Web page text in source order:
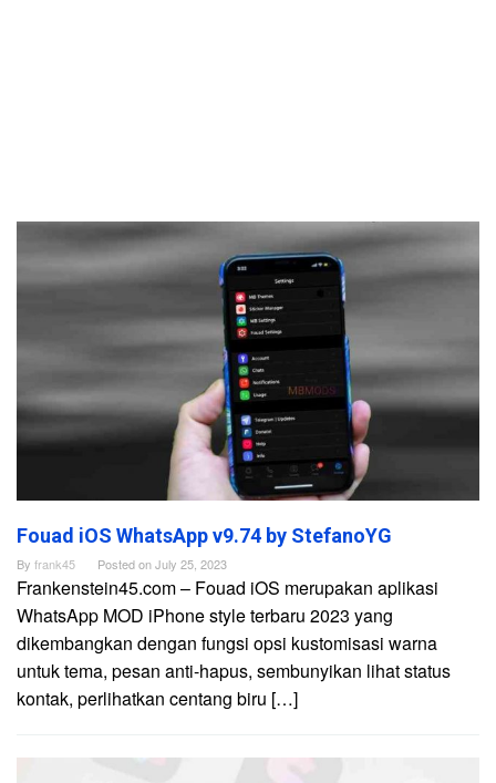
Frankenstein45.Com
Fouad iOS WhatsApp v9.74 by StefanoYG
By frank45 Posted onJuly 25, 2023
Frankenstein45.com – Fouad iOS merupakan aplikasi
WhatsApp MOD iPhone style terbaru 2023 yang
dikembangkan dengan fungsi opsi kustomisasi warna
untuk tema, pesan anti-hapus, sembunyikan lihat status
kontak, perlihatkan centang biru […]